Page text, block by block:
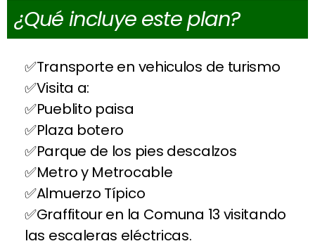
¿Qué incluye este plan?
Transporte en vehiculos de turismo
Visita a:
Pueblito paisa
Plaza botero
Parque de los pies descalzos
Metro y Metrocable
Almuerzo Típico
Graffitour en la Comuna 13 visitando
las escaleras eléctricas.